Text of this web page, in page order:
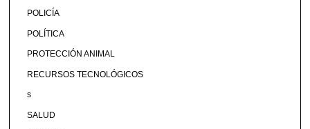
POLICÍA
POLÍTICA
PROTECCIÓN ANIMAL
RECURSOS TECNOLÓGICOS
s
SALUD